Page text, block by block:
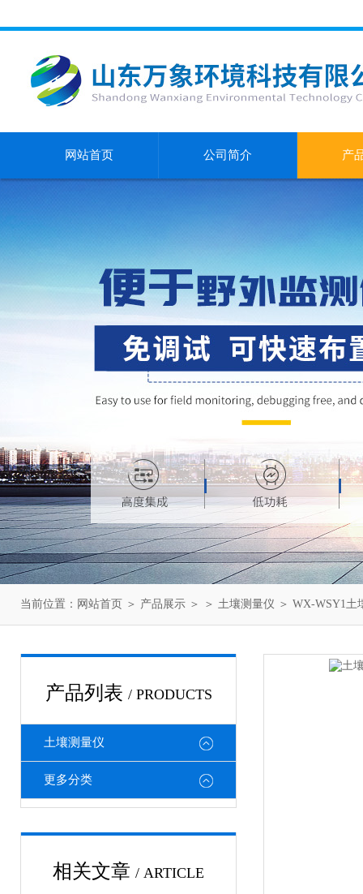
网站首页 公司简介 产
当前位置： 网站首页 ＞ 产品展示 ＞ ＞ 土壤测量仪 ＞ WX-WSY1土
产品列表 / PRODUCTS
土壤测量仪
更多分类
相关文章 / ARTICLE